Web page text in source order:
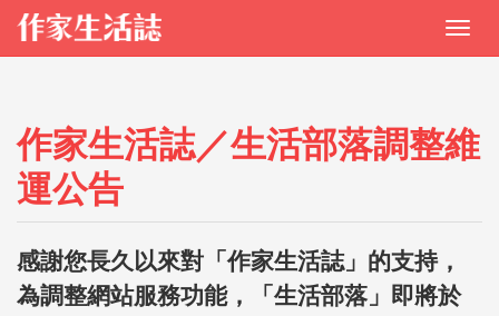
作家生活誌／生活部落調整維
運公告
感謝您長久以來對「作家生活誌」的支持，
為調整網站服務功能，「生活部落」即將於